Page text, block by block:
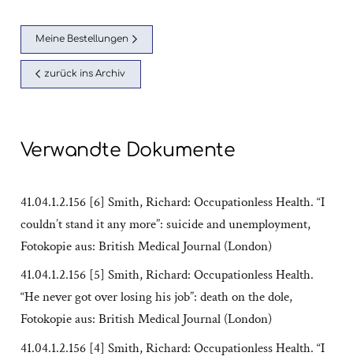
Meine Bestellungen
zurück ins Archiv
Verwandte Dokumente
41.04.1.2.156 [6] Smith, Richard: Occupationless Health. “I
couldn’t stand it any more”: suicide and unemployment,
Fotokopie aus: British Medical Journal (London)
41.04.1.2.156 [5] Smith, Richard: Occupationless Health.
“He never got over losing his job”: death on the dole,
Fotokopie aus: British Medical Journal (London)
41.04.1.2.156 [4] Smith, Richard: Occupationless Health. “I